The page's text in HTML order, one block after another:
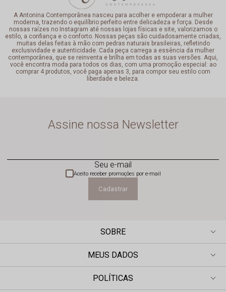
A Antonina Contemporânea nasceu para acolher e empoderar a mulher
moderna, trazendo o equilíbrio perfeito entre delicadeza e força. Desde
nossas raízes no Instagram até nossas lojas físicas e site, valorizamos o
estilo, a confiança e o conforto. Nossas peças são cuidadosamente criadas,
muitas delas feitas à mão com pedras naturais brasileiras, refletindo
exclusividade e autenticidade. Cada peça carrega a essência da mulher
contemporânea, que se reinventa e brilha em todas as suas versões. Aqui,
você encontra moda para todos os dias, com uma promoção especial: ao
comprar 4 produtos, você paga apenas 3, para compor seu estilo com
liberdade e beleza.
Assine nossa Newsletter
Seu e-mail
Cadastrar
Aceito receber promoções por e-mail
SOBRE
MEUS DADOS
POLÍTICAS